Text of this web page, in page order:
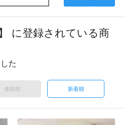
に登録されている商
た
価格順 新着順